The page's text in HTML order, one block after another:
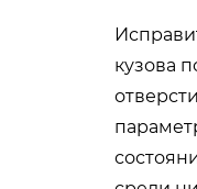
кузова